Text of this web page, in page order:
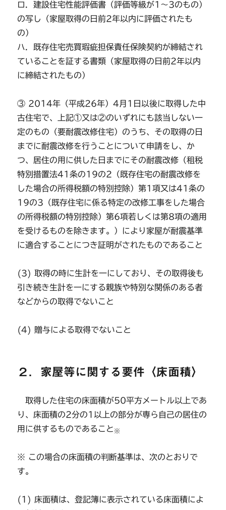
ロ．建設住宅性能評価書（評価等級が1～3のもの）
の写し（家屋取得の日前2年以内に評価されたも
の）
ハ．既存住宅売買瑕疵担保責任保険契約が締結され
ていることを証する書類（家屋取得の日前2年以内
に締結されたもの）
③ 2014年（平成26年）4月1日以後に取得した中
古住宅で、上記①又は②のいずれにも該当しない一
定のもの（要耐震改修住宅）のうち、その取得の日
までに耐震改修を行うことについて申請をし、か
つ、居住の用に供した日までにその耐震改修（租税
特別措置法41条の19の2（既存住宅の耐震改修を
した場合の所得税額の特別控除）第1項又は41条の
19の3（既存住宅に係る特定の改修工事をした場合
の所得税額の特別控除）第6項若しくは第8項の適用
を受けるものを除きます。）により家屋が耐震基準
に適合することにつき証明がされたものであること
(3) 取得の時に生計を一にしており、その取得後も
引き続き生計を一にする親族や特別な関係のある者
などからの取得でないこと
(4) 贈与による取得でないこと
２．家屋等に関する要件〈床面積〉
取得した住宅の床面積が50平方メートル以上であ
り、床面積の2分の1以上の部分が専ら自己の居住の
用に供するものであること ※
※ この場合の床面積の判断基準は、次のとおりで
す。
(1) 床面積は、登記簿に表示されている床面積によ